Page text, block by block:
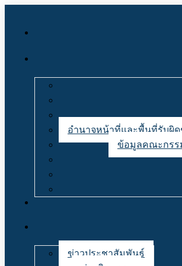
อำนาจหน้าที่และพื้นที่รับผิด
ข้อมูลคณะกรร
ข่าวประชาสัมพันธ์